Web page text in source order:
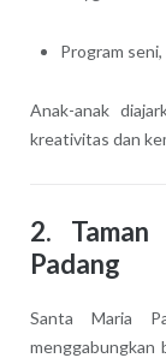
Program
Anak-anak
kreativitas dan
2. Taman
Padang
Santa Maria
menggabungkan